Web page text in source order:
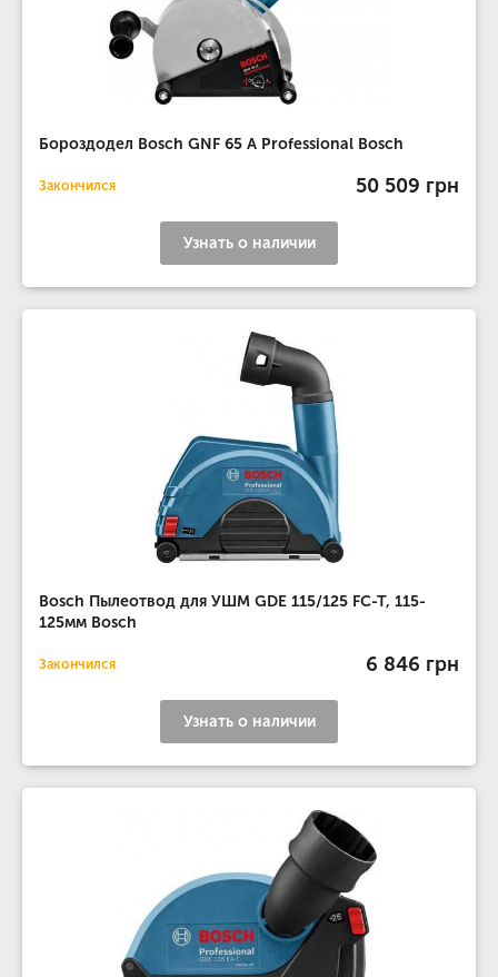
Бороздодел Bosch GNF 65 A Professional Bosch
Закончился 50 509 грн
Узнать о наличии
Bosch Пылеотвод для УШМ GDE 115/125 FC-T, 115-
125мм Bosch
Закончился 6 846 грн
Узнать о наличии